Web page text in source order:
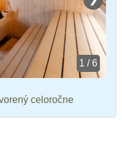
1 / 6
celoročne